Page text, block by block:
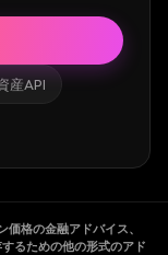
産API
格の金融アドバイス、
るための他の形式のアド